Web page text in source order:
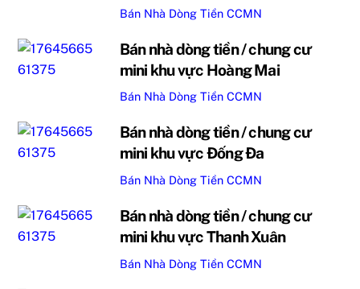
Bán Nhà Dòng Tiền CCMN
Bán nhà dòng tiền / chung cư
mini khu vực Hoàng Mai
Bán Nhà Dòng Tiền CCMN
Bán nhà dòng tiền / chung cư
mini khu vực Đống Đa
Bán Nhà Dòng Tiền CCMN
Bán nhà dòng tiền / chung cư
mini khu vực Thanh Xuân
Bán Nhà Dòng Tiền CCMN